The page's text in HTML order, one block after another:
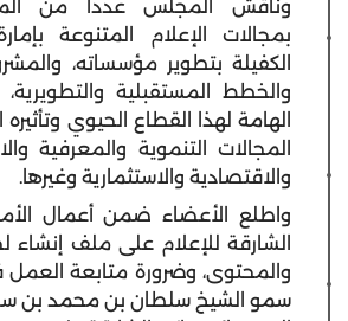
وناقش المجلس عدداً من
بمجالات الإعلام المتنوعة
الكفيلة بتطوير مؤسساته،
والخطط المستقبلية والتطويرية،
الهامة لهذا القطاع الحيوي
المجالات التنموية والمعرفية
والاقتصادية والاستثمارية وغيرها.
واطلع الأعضاء ضمن أعمال
الشارقة للإعلام على ملف إنشاء
والمحتوى، وضرورة متابعة العمل
سمو الشيخ سلطان بن محمد بن